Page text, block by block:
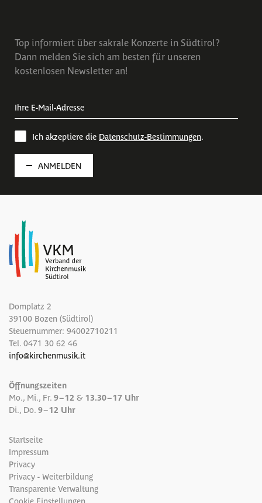
Top informiert über sakrale Konzerte in Südtirol?
Dann melden Sie sich am besten für unseren
kostenlosen Newsletter an!
Ich akzeptiere die Datenschutz-Bestimmungen
ANMELDEN
Domplatz 2
39100 Bozen (Südtirol)
Steuernummer: 94002710211
Tel. 0471 30 62 46
info@kirchenmusik.it
Öffnungszeiten
Mo., Mi., Fr. 9 – 12 & 13.30 – 17 Uhr
Di., Do. 9 – 12 Uhr
Startseite
Impressum
Privacy
Privacy - Weiterbildung
Transparente Verwaltung
Cookie Einstellungen